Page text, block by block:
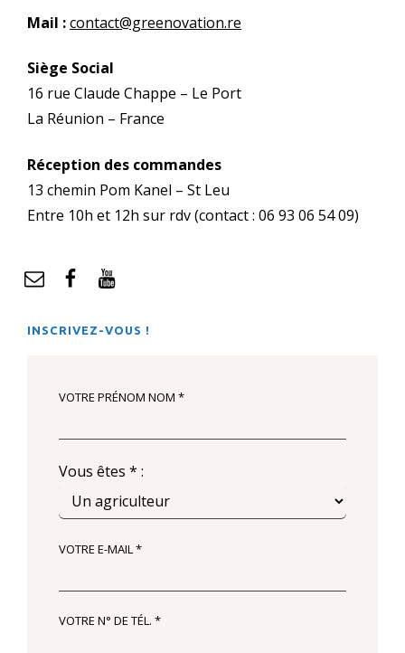
Mail :contact@greenovation.re
Siège Social
16 rue Claude Chappe – Le Port
La Réunion – France
Réception des commandes
13 chemin Pom Kanel – St Leu
Entre 10h et 12h sur rdv (contact : 06 93 06 54 09)
mail FacebookYouTube
INSCRIVEZ-VOUS !
VOTRE PRÉNOM NOM *
Vous êtes * :
VOTRE E-MAIL *
VOTRE N° DE TÉL. *